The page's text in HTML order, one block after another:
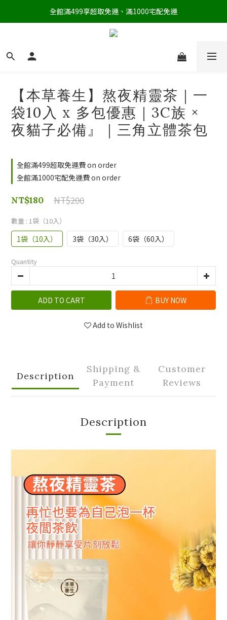
全館滿499享超取免運、滿1000宅配免運
【本草養生】熬夜精靈茶｜一
袋10入 x 多包優惠｜3C族 ×
夜貓子必備』｜三角立體茶包
全館滿499超取免運費 on order
全館滿1000宅配免運費 on order
NT$200
NT$180
數量 : 1袋（10入）
1袋（10入） 3袋（30入） 6袋（60入）
Quantity
ADD TO CART BUY NOW
Add to Wishlist
Description
Shipping &
Payment
Customer
Reviews
Description